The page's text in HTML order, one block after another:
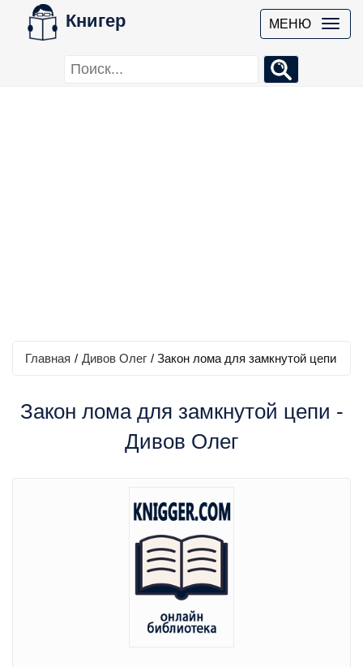
Книгер МЕНЮ
Главная / Дивов Олег / Закон лома для замкнутой цепи
Закон лома для замкнутой цепи -
Дивов Олег